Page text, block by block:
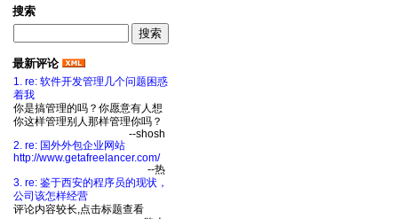
搜索
最新评论
1. re: 软件开发管理几个问题困惑
着我
你是搞管理的吗？你愿意有人想
你这样管理别人那样管理你吗？
--shosh
2. re: 国外外包企业网站
http://www.getafreelancer.com/
--热
3. re: 鉴于西安的程序员的现状，
公司该怎样经营
评论内容较长,点击标题查看